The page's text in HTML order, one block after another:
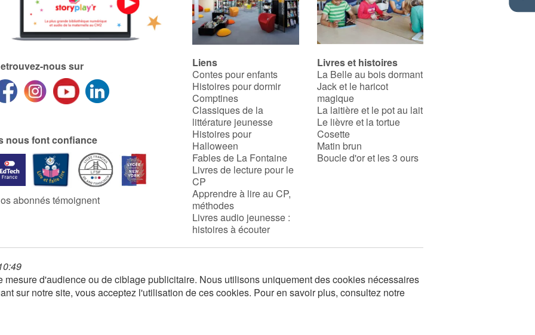
nous sur
nous font confiance
abonnés témoignent
Liens
Contes pour enfants
Histoires pour dormir
Comptines
Classiques de la
littérature jeunesse
Histoires pour
Halloween
Fables de La Fontaine
Livres de lecture pour le
CP
Apprendre à lire au CP,
méthodes
Livres audio jeunesse :
histoires à écouter
Livres et histoires
La Belle au bois dormant
Jack et le haricot
magique
La laitière et le pot au lait
Le lièvre et la tortue
Cosette
Matin brun
Boucle d'or et les 3 ours
d'audience ou de ciblage publicitaire. Nous utilisons uniquement des cookies nécessaires
sur notre site, vous acceptez l'utilisation de ces cookies. Pour en savoir plus, consultez notre